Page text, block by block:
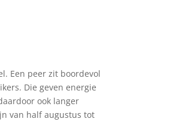
Een peer zit boordevol
Die geven energie
ook langer
van half augustus tot